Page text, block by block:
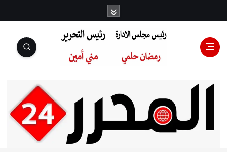
رئيس مجلس
الإدارة: رمضان